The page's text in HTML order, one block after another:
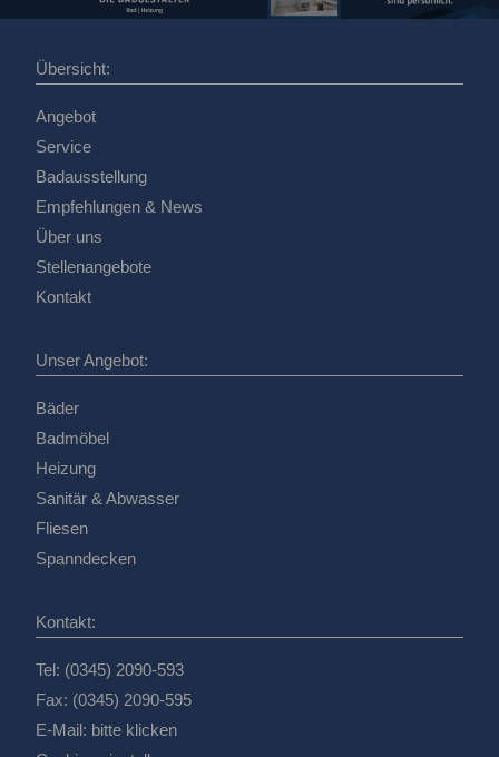
Übersicht:
Angebot
Service
Badausstellung
Empfehlungen & News
Über uns
Stellenangebote
Kontakt
Unser Angebot:
Bäder
Badmöbel
Heizung
Sanitär & Abwasser
Fliesen
Spanndecken
Kontakt:
Tel: (0345) 2090-593
Fax: (0345) 2090-595
E-Mail: bitte klicken